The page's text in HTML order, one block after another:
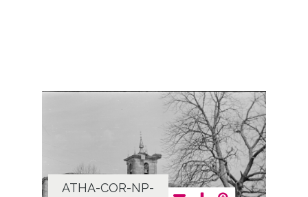
ATHA-COR-NP-